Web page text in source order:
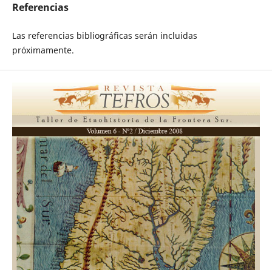
Referencias
Las referencias bibliográficas serán incluidas
próximamente.